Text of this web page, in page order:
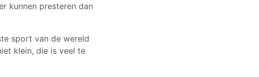
kunnen presteren dan
sport van de wereld
klein, die is veel te